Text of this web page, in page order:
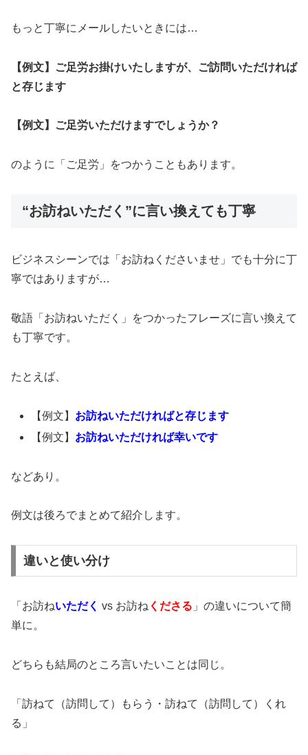
もっと丁寧にメールしたいときには…
【例文】ご足労お掛けいたしますが、ご訪問いただければ
と存じます
【例文】ご足労いただけますでしょうか？
のように「ご足労」をつかうこともあります。
“お訪ねいただく”に言い換えても丁寧
ビジネスシーンでは「お訪ねくださいませ」でも十分に丁
寧ではありますが…
敬語「お訪ねいただく」をつかったフレーズに言い換えて
も丁寧です。
たとえば、
【例文】 お訪ねいただければと存じます
【例文】 お訪ねいただければ幸いです
などあり。
例文は後ろでまとめて紹介します。
違いと使い分け
「お訪ねいただく vs お訪ね くださる 」の違いについて簡
単に。
どちらも結局のところ言いたいことは同じ。
「訪ねて（訪問して）もらう・訪ねて（訪問して）くれ
る」